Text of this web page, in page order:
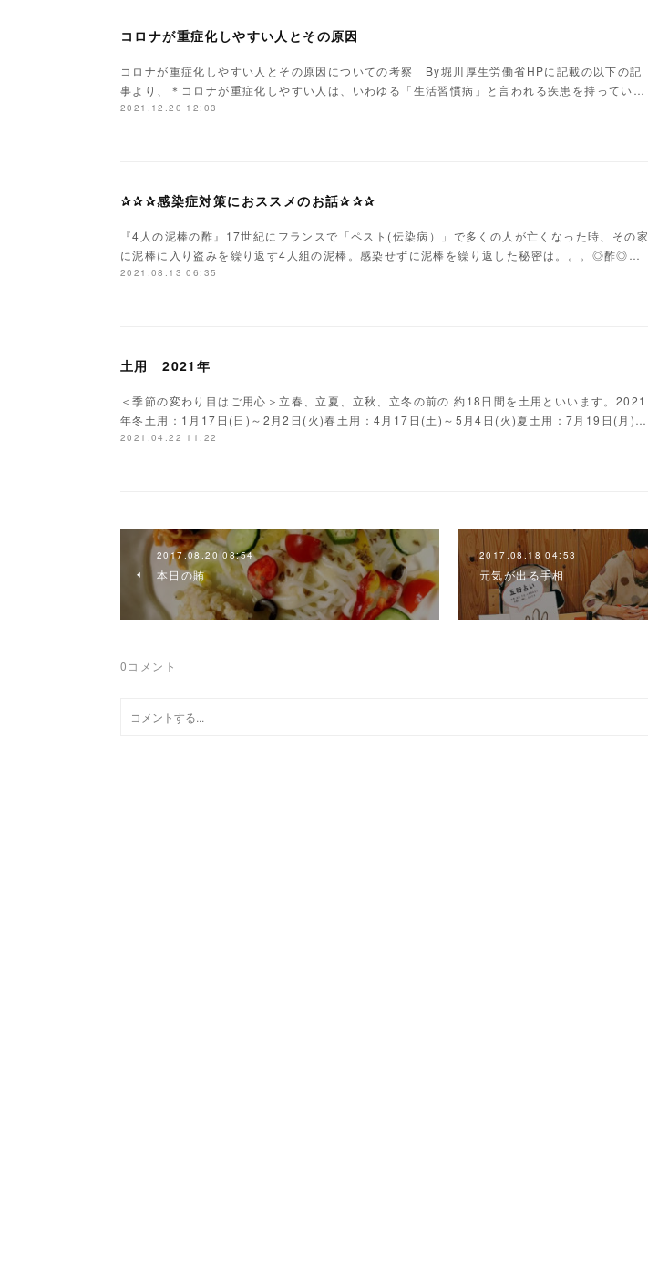
コロナが重症化しやすい人とその原因
コロナが重症化しやすい人とその原因についての考察 By堀川厚生労働省HPに記載の以下の記
事より、＊コロナが重症化しやすい人は、いわゆる「生活習慣病」と言われる疾患を持ってい…
2021.12.20 12:03
✰✰✰感染症対策におススメのお話✰✰✰
『4人の泥棒の酢』17世紀にフランスで「ペスト(伝染病）」で多くの人が亡くなった時、その家
に泥棒に入り盗みを繰り返す4人組の泥棒。感染せずに泥棒を繰り返した秘密は。。。◎酢◎…
2021.08.13 06:35
土用 2021年
＜季節の変わり目はご用心＞立春、立夏、立秋、立冬の前の 約18日間を土用といいます。2021
年冬土用：1月17日(日)～2月2日(火)春土用：4月17日(土)～5月4日(火)夏土用：7月19日(月)…
2021.04.22 11:22
2017.08.20 08:54
本日の賄
2017.08.18 04:53
元気が出る手相
0 コメント